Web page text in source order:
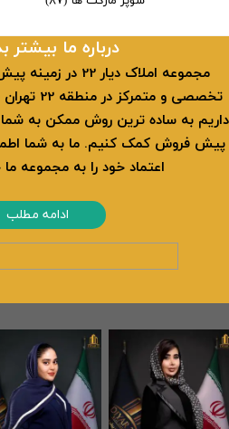
​​درباره ما بیشتر
مجموعه املاک
تخصصی و
داریم به ساده ترین روش ممکن به شما
پیش فروش کمک کنیم. ما به شما
اعتماد خود را به مجموعه
ادامه مطلب